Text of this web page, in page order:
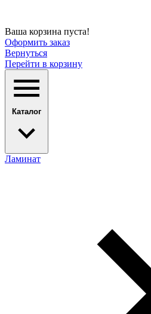
Ваша корзина пуста!
Оформить заказ
Вернуться
Перейти в корзину
Каталог
Ламинат